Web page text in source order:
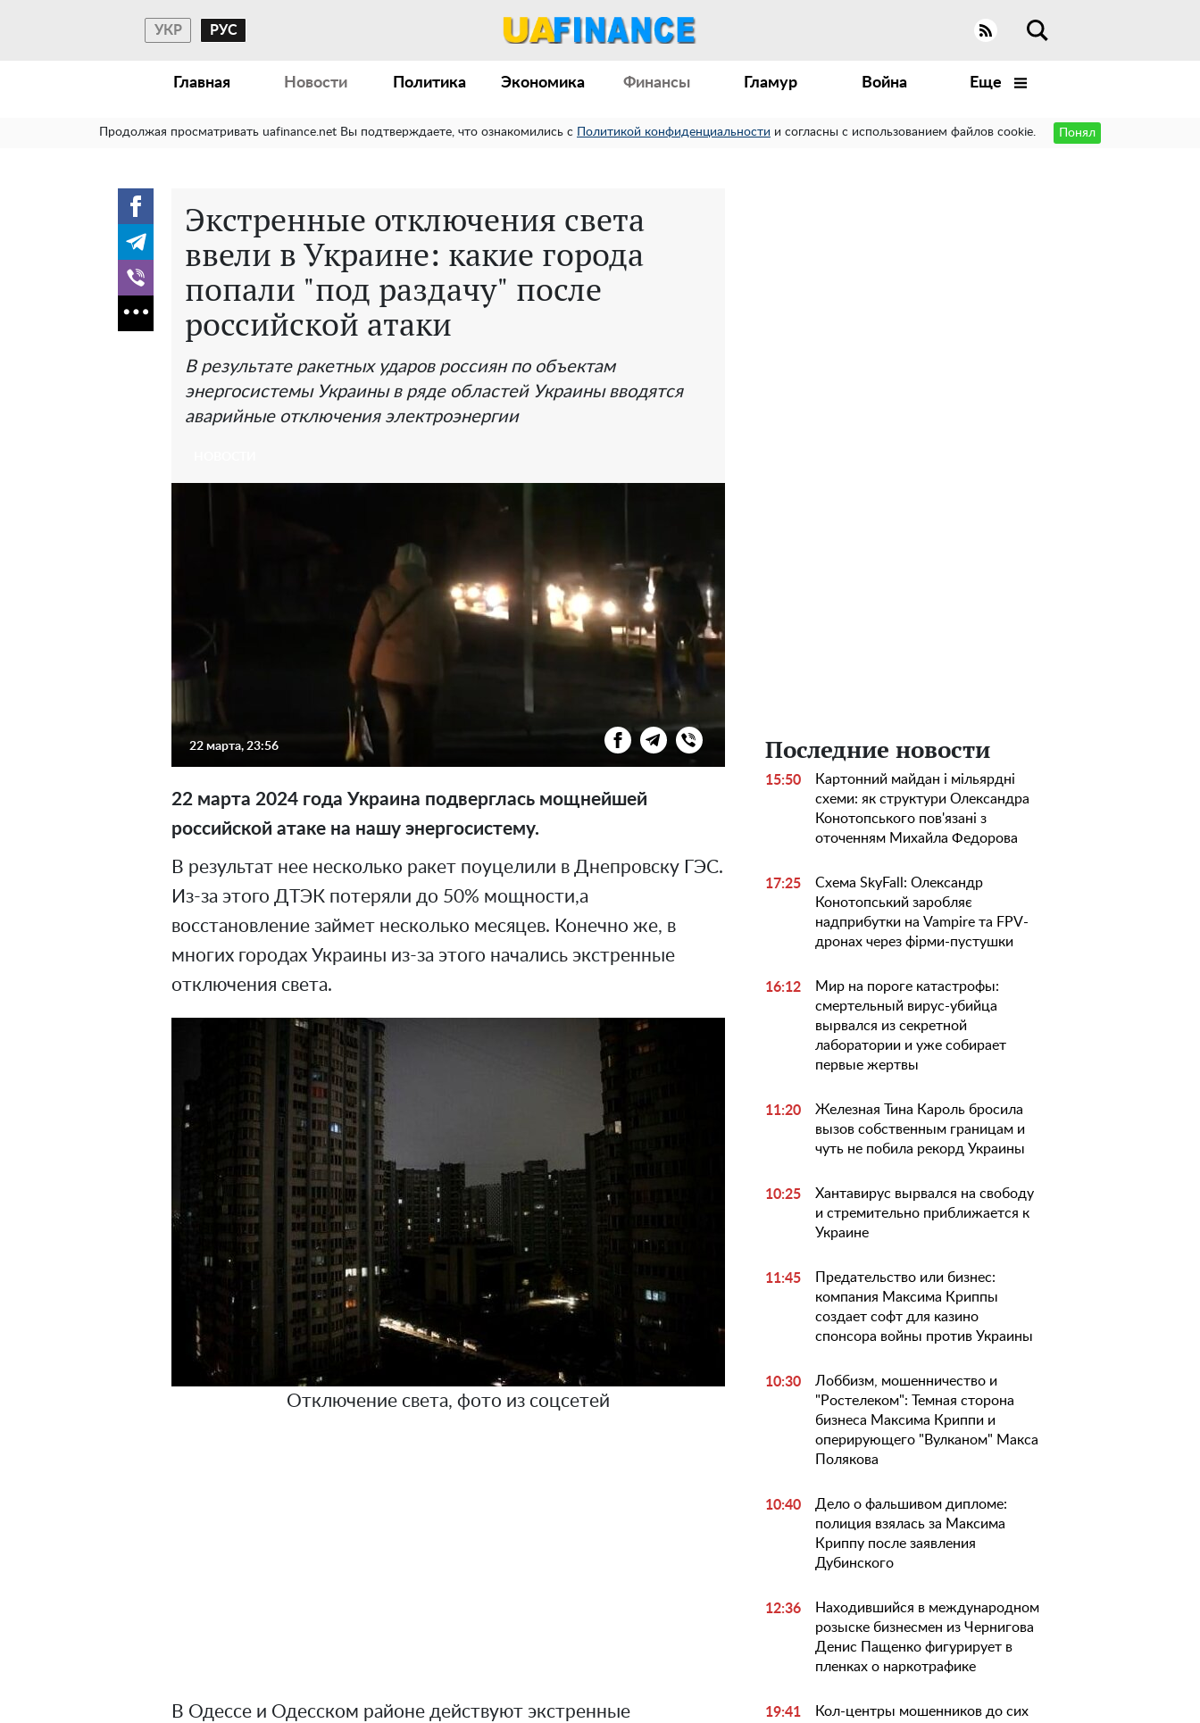
УКР РУС
Главная Новости Политика Экономика Финансы Гламур Война Еще
Продолжая просматривать uafinance.net Вы подтверждаете, что ознакомились с Политикой конфиденциальности и согласны с использованием файлов cookie. Понял
Экстренные отключения света
ввели в Украине: какие города
попали "под раздачу" после
российской атаки
В результате ракетных ударов россиян по объектам
энергосистемы Украины в ряде областей Украины вводятся
аварийные отключения электроэнергии
22 марта, 23:56
22 марта 2024 года Украина подверглась мощнейшей
российской атаке на нашу энергосистему.
В результат нее несколько ракет поуцелили в Днепровску ГЭС.
Из-за этого ДТЭК потеряли до 50% мощности,а
восстановление займет несколько месяцев. Конечно же, в
многих городах Украины из-за этого начались экстренные
отключения света.
Отключение света, фото из соцсетей
В Одессе и Одесском районе действуют экстренные
Последние новости
15:50
Картонний майдан і мільярдні
схеми: як структури Олександра
Конотопського пов'язані з
оточенням Михайла Федорова
17:25
Схема SkyFall: Олександр
Конотопський заробляє
надприбутки на Vampire та FPV-
дронах через фірми-пустушки
16:12
Мир на пороге катастрофы:
смертельный вирус-убийца
вырвался из секретной
лаборатории и уже собирает
первые жертвы
11:20
Железная Тина Кароль бросила
вызов собственным границам и
чуть не побила рекорд Украины
10:25
Хантавирус вырвался на свободу
и стремительно приближается к
Украине
11:45
Предательство или бизнес:
компания Максима Криппы
создает софт для казино
спонсора войны против Украины
10:30
Лоббизм, мошенничество и
"Ростелеком": Темная сторона
бизнеса Максима Криппи и
оперирующего "Вулканом" Макса
Полякова
10:40
Дело о фальшивом дипломе:
полиция взялась за Максима
Криппу после заявления
Дубинского
12:36
Находившийся в международном
розыске бизнесмен из Чернигова
Денис Пащенко фигурирует в
пленках о наркотрафике
19:41
Кол-центры мошенников до сих